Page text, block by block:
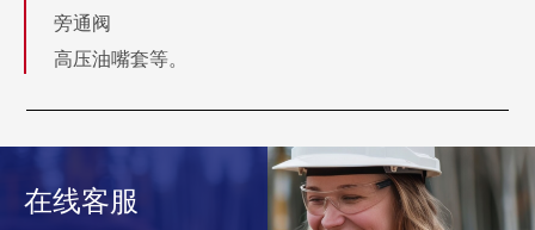
旁通阀
高压油嘴套等。
在线客服